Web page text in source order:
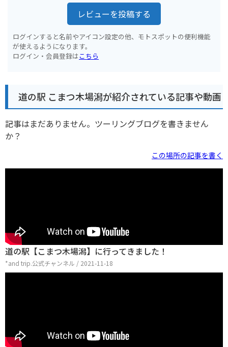
レビューを投稿する
ログインすると名前やアイコン設定の他、モトスポットの便利機能
が使えるようになります。
ログイン・会員登録はこちら
道の駅 こまつ木場潟が紹介されている記事や動画
記事はまだありません。ツーリングブログを書きません
か？
この場所の記事を書く
道の駅【こまつ木場潟】に行ってきました！
*and trip.公式チャンネル / 2021-11-18